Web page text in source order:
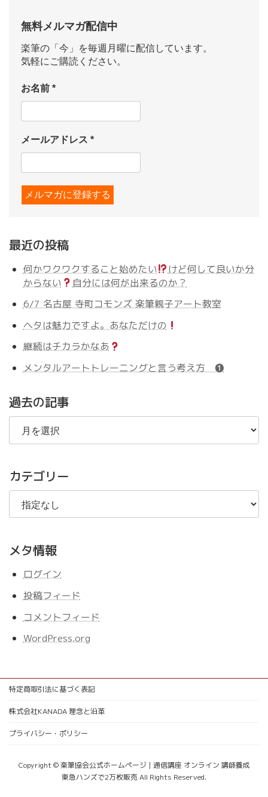
無料メルマガ配信中
楽筆の「今」を毎週月曜に配信しています。
気軽にご購読ください。
お名前 *
メールアドレス *
最近の投稿
何かワクワクすること始めたい
けど何して良いか分
からない
自分には何が出来るのか？
6/7 名古屋 寺町コモンズ 楽筆親子アート教室
ヘタは魅力ですよ。あなただけの
継続はチカラかなあ
メンタルアートトレーニングと言う考え方 ❶
過去の記事
過
の
事
カテゴリー
メタ情報
ログイン
投稿フィード
コメントフィード
WordPress.org
特定商取引法に基づく表記
株式会社KANADA 理念と沿革
プライバシー・ポリシー
Copyright © 楽筆協会公式ホームページ | 通信講座 オンライン 講師養成
東急ハンズで2万枚販売 All Rights Reserved.